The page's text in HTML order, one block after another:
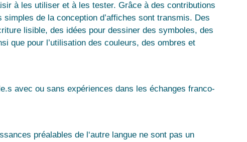
à les utiliser et à les tester. Grâce à des contributions
de la conception d’affiches sont transmis. Des
lisible, des idées pour dessiner des symboles, des
que pour l’utilisation des couleurs, des ombres et
avec ou sans expériences dans les échanges franco-
préalables de l‘autre langue ne sont pas un